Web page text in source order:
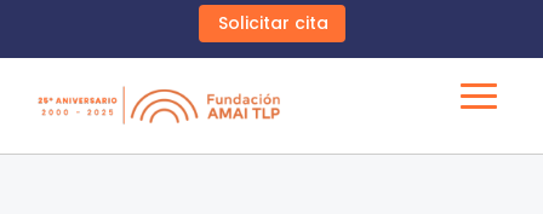
Solicitar cita